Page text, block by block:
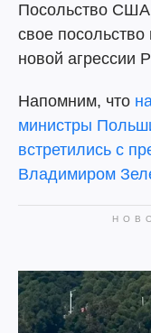
Посольство США
свое посольство
новой агрессии
Напомним, что
министры
встретились с
Владимиром